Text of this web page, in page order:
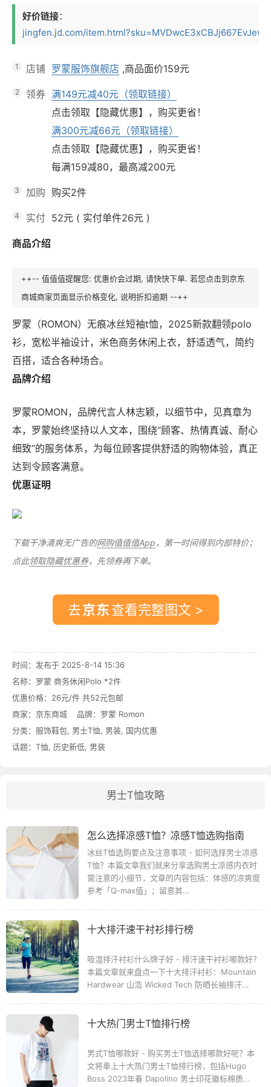
好价链接：
jingfen.jd.com/
1 店铺 罗蒙服饰旗舰店 ,商品面价159元
2 领券 满149元减40元（领取链接）
点击领取【隐藏优惠】，购买更省！
满300元减66元（领取链接）
点击领取【隐藏优惠】，购买更省！
每满159减80，最高减200元
3 加购 购买2件
4 实付 52元 ( 实付单件26元 )
商品介绍
++-- 值值值提醒您: 优惠价会过期, 请快快下单. 若您点击到京东
商城商家页面显示价格变化, 说明折扣逾期 --++
罗蒙（ROMON）无痕冰丝短袖t恤，2025新款翻领polo
衫，宽松半袖设计，米色商务休闲上衣，舒适透气，简约
百搭，适合各种场合。
品牌介绍
罗蒙ROMON，品牌代言人林志颖，以细节中，见真章为
本，罗蒙始终坚持以人文本，围绕“顾客、热情真诚、耐心
细致”的服务体系，为每位顾客提供舒适的购物体验，真正
达到令顾客满意。
优惠证明
下载干净清爽无广告的网购值值值App ，第一时间得到内部特价；
点此领取隐藏优惠券，先领券再下单。
去 查看完整图文 >
时间：发布于 2025-8-14 15:36
名称： 罗蒙 商务休闲Polo *2件
优惠价格： 26元/件 共52元包邮
商家： 京东商城 品牌： 罗蒙 Romon
分类： 服饰鞋包, 男士T恤, 男装, 国内优惠
话题： T恤, 历史新低, 男装
男士T恤攻略
怎么选择凉感T恤？凉感T恤选购指南
冰丝T恤选购要点及注意事项 - 如何选择男士凉感
T恤？本篇文章我们就来分享选购男士凉感内衣时
需注意的小细节，文章的内容包括：体感的凉爽度
参考「Q-max值」；留意其...
十大排汗速干衬衫排行榜
吸湿排汗衬衫什么牌子好 - 排汗速干衬衫哪款好？
本篇文章就来盘点一下十大排汗衬衫：Mountain
Hardwear 山浩 Wicked Tech 防晒长袖排汗...
十大热门男士T恤排行榜
男式T恤哪款好 - 购买男士T恤选择哪款好呢？本
文将奉上十大热门男士T恤排行榜，包括Hugo
Boss 2023年春 Dapolino 男士印花徽标棉质...